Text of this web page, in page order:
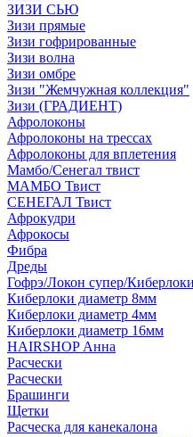
ЗИЗИ СЬЮ
Зизи прямые
Зизи гофрированные
Зизи волна
Зизи омбре
Зизи "Жемчужная коллекция"
Зизи (ГРАДИЕНТ)
Афролоконы
Афролоконы на трессах
Афролоконы для вплетения
Мамбо/Сенегал твист
МАМБО Твист
СЕНЕГАЛ Твист
Афрокудри
Афрокосы
Фибра
Дреды
Гофрэ/Локон супер/Киберлоки
Киберлоки диаметр 8мм
Киберлоки диаметр 4мм
Киберлоки диаметр 16мм
HAIRSHOP Анна
Расчески
Расчески
Брашинги
Щетки
Расческа для канекалона